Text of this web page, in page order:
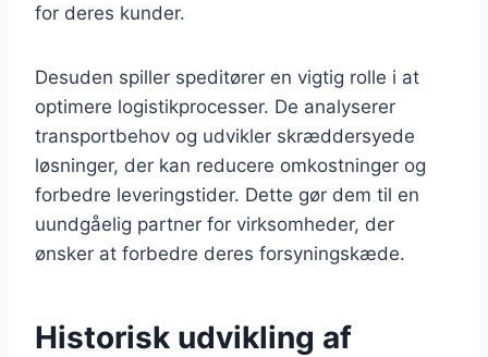
for deres kunder.
Desuden spiller speditører en vigtig rolle i at
optimere logistikprocesser. De analyserer
transportbehov og udvikler skræddersyede
løsninger, der kan reducere omkostninger og
forbedre leveringstider. Dette gør dem til en
uundgåelig partner for virksomheder, der
ønsker at forbedre deres forsyningskæde.
Historisk udvikling af